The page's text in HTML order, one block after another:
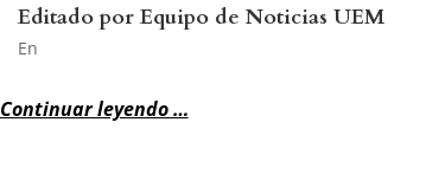
Editado porEquipo de Noticias UEM
En
Continuar leyendo …